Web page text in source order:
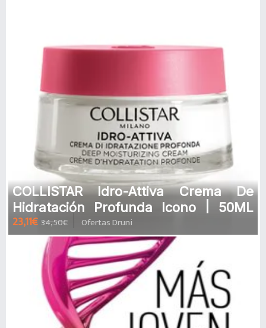
COLLISTAR Idro-Attiva Crema De
Hidratación Profunda Icono | 50ML
Crema hidratante y reafirmante
23,11€ 34,50€ Ofertas Druni